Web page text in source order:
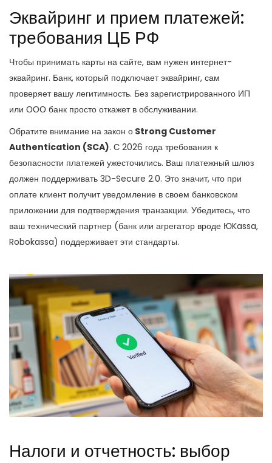
Эквайринг и прием платежей:
требования ЦБ РФ
Чтобы принимать карты на сайте, вам нужен интернет-
эквайринг. Банк, который подключает эквайринг, сам
проверяет вашу легитимность. Без зарегистрированного ИП
или ООО банк просто откажет в обслуживании.
Обратите внимание на закон о Strong Customer
Authentication (SCA). С 2026 года требования к
безопасности платежей ужесточились. Ваш платежный шлюз
должен поддерживать 3D-Secure 2.0. Это значит, что при
оплате клиент получит уведомление в своем банковском
приложении для подтверждения транзакции. Убедитесь, что
ваш технический партнер (банк или агрегатор вроде ЮKassa,
Robokassa) поддерживает эти стандарты.
Налоги и отчетность: выбор